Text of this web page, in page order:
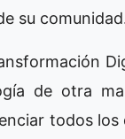
su
de otra
todos los